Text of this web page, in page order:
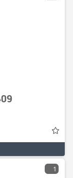
1